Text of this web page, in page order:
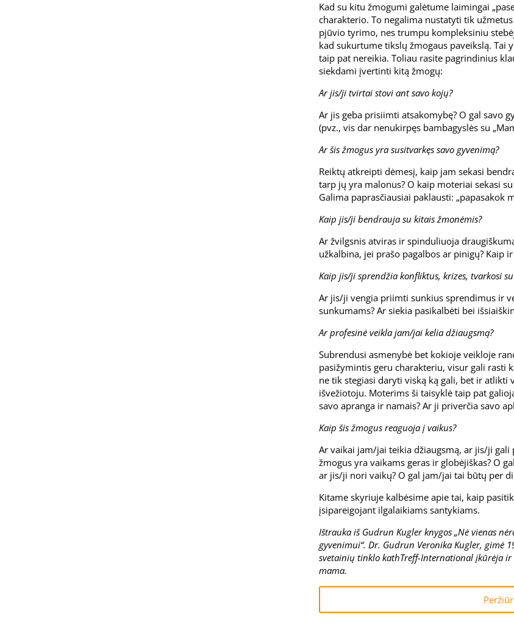
Kad su kitu žmogumi galėtume laimingai
charakterio. To negalima nustatyti tik
pjūvio tyrimo, nes trumpu kompleksiniu
kad sukurtume tikslų žmogaus paveikslą. Tai
taip pat nereikia. Toliau rasite pagrindinius
siekdami įvertinti kitą žmogų:
Ar jis/ji tvirtai stovi ant savo kojų?
Ar jis geba prisiimti atsakomybę? O gal savo
(pvz., vis dar nenukirpęs bambagyslės su
Ar šis žmogus yra susitvarkęs savo gyvenimą?
Reiktų atkreipti dėmesį, kaip jam sekasi
tarp jų yra malonus? O kaip moteriai sekasi
Galima paprasčiausiai paklausti: „papasakok
Kaip jis/ji bendrauja su kitais žmonėmis?
Ar žvilgsnis atviras ir spinduliuoja
užkalbina, jei prašo pagalbos ar pinigų? Kaip
Kaip jis/ji sprendžia konfliktus, krizes, tvarkosi
Ar jis/ji vengia priimti sunkius sprendimus ir
sunkumams? Ar siekia pasikalbėti bei
Ar profesinė veikla jam/jai kelia džiaugsmą?
Subrendusi asmenybė bet kokioje veikloje
pasižymintis geru charakteriu, visur gali rasti
ne tik stegiasi daryti viską ką gali, bet ir atlikti
išvežiotoju. Moterims ši taisyklė taip pat
savo apranga ir namais? Ar ji priverčia savo
Kaip šis žmogus reaguoja į vaikus?
Ar vaikai jam/jai teikia džiaugsmą, ar jis/ji
žmogus yra vaikams geras ir globėjiškas? O
ar jis/ji nori vaikų? O gal jam/jai tai būtų per
Kitame skyriuje kalbėsime apie tai, kaip
įsipareigojant ilgalaikiams santykiams.
Ištrauka iš Gudrun Kugler knygos „Nė vienas
gyvenimui“. Dr. Gudrun Veronika Kugler, gimė
svetainių tinklo kathTreff-International įkūrėja
mama.